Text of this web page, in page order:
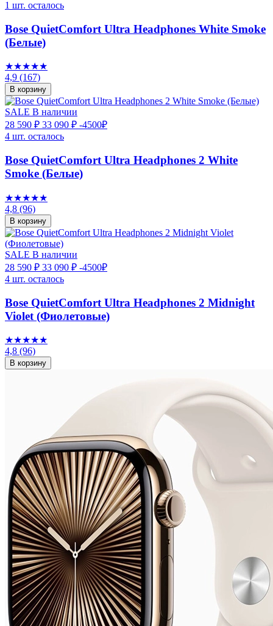
1 шт. осталось
Bose QuietComfort Ultra Headphones White Smoke
(Белые)
★★★★★
4,9 (167)
В корзину
SALE В наличии
28 590 ₽ 33 090 ₽ -4500₽
4 шт. осталось
Bose QuietComfort Ultra Headphones 2 White
Smoke (Белые)
★★★★★
4,8 (96)
В корзину
SALE В наличии
28 590 ₽ 33 090 ₽ -4500₽
4 шт. осталось
Bose QuietComfort Ultra Headphones 2 Midnight
Violet (Фиолетовые)
★★★★★
4,8 (96)
В корзину